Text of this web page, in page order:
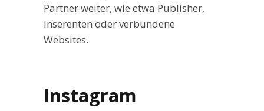
Partner weiter, wie etwa Publisher,
Inserenten oder verbundene
Websites.
Instagram